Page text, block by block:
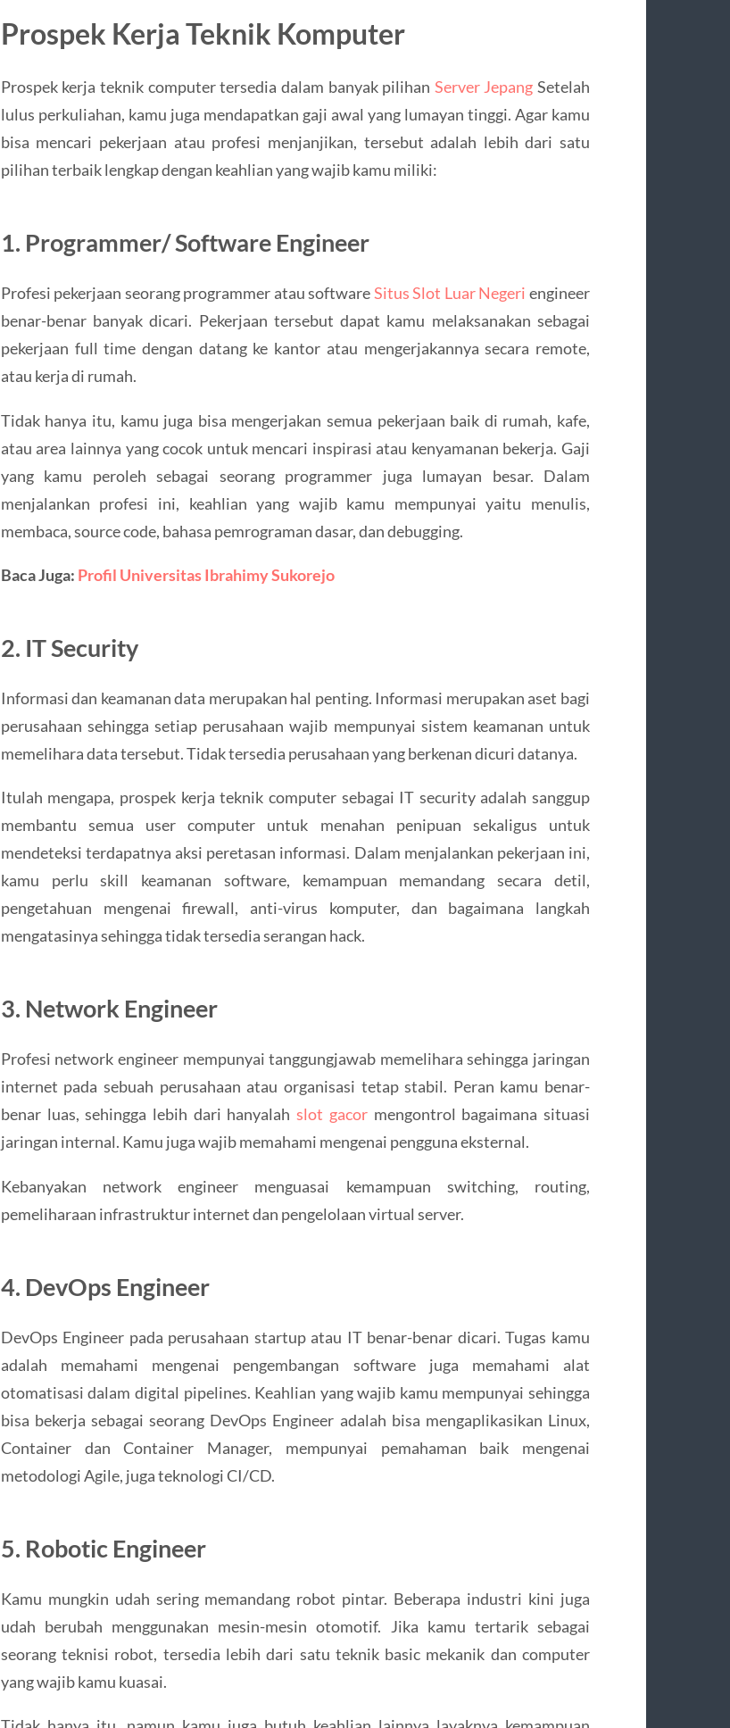
Prospek Kerja Teknik Komputer
Prospek kerja teknik computer tersedia dalam banyak pilihan Server Jepang Setelah
lulus perkuliahan, kamu juga mendapatkan gaji awal yang lumayan tinggi. Agar kamu
bisa mencari pekerjaan atau profesi menjanjikan, tersebut adalah lebih dari satu
pilihan terbaik lengkap dengan keahlian yang wajib kamu miliki:
1. Programmer/ Software Engineer
Profesi pekerjaan seorang programmer atau softwareSitus Slot Luar Negeri engineer
benar-benar banyak dicari. Pekerjaan tersebut dapat kamu melaksanakan sebagai
pekerjaan full time dengan datang ke kantor atau mengerjakannya secara remote,
atau kerja di rumah.
Tidak hanya itu, kamu juga bisa mengerjakan semua pekerjaan baik di rumah, kafe,
atau area lainnya yang cocok untuk mencari inspirasi atau kenyamanan bekerja. Gaji
yang kamu peroleh sebagai seorang programmer juga lumayan besar. Dalam
menjalankan profesi ini, keahlian yang wajib kamu mempunyai yaitu menulis,
membaca, source code, bahasa pemrograman dasar, dan debugging.
Baca Juga: Profil Universitas Ibrahimy Sukorejo
2. IT Security
Informasi dan keamanan data merupakan hal penting. Informasi merupakan aset bagi
perusahaan sehingga setiap perusahaan wajib mempunyai sistem keamanan untuk
memelihara data tersebut. Tidak tersedia perusahaan yang berkenan dicuri datanya.
Itulah mengapa, prospek kerja teknik computer sebagai IT security adalah sanggup
membantu semua user computer untuk menahan penipuan sekaligus untuk
mendeteksi terdapatnya aksi peretasan informasi. Dalam menjalankan pekerjaan ini,
kamu perlu skill keamanan software, kemampuan memandang secara detil,
pengetahuan mengenai firewall, anti-virus komputer, dan bagaimana langkah
mengatasinya sehingga tidak tersedia serangan hack.
3. Network Engineer
Profesi network engineer mempunyai tanggungjawab memelihara sehingga jaringan
internet pada sebuah perusahaan atau organisasi tetap stabil. Peran kamu benar-
benar luas, sehingga lebih dari hanyalahslot gacormengontrol bagaimana situasi
jaringan internal. Kamu juga wajib memahami mengenai pengguna eksternal.
Kebanyakan network engineer menguasai kemampuan switching, routing,
pemeliharaan infrastruktur internet dan pengelolaan virtual server.
4. DevOps Engineer
DevOps Engineer pada perusahaan startup atau IT benar-benar dicari. Tugas kamu
adalah memahami mengenai pengembangan software juga memahami alat
otomatisasi dalam digital pipelines. Keahlian yang wajib kamu mempunyai sehingga
bisa bekerja sebagai seorang DevOps Engineer adalah bisa mengaplikasikan Linux,
Container dan Container Manager, mempunyai pemahaman baik mengenai
metodologi Agile, juga teknologi CI/CD.
5. Robotic Engineer
Kamu mungkin udah sering memandang robot pintar. Beberapa industri kini juga
udah berubah menggunakan mesin-mesin otomotif. Jika kamu tertarik sebagai
seorang teknisi robot, tersedia lebih dari satu teknik basic mekanik dan computer
yang wajib kamu kuasai.